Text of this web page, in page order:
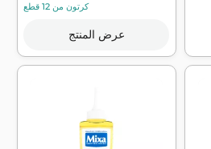
كرتون من 12 قطع
عرض المنتج